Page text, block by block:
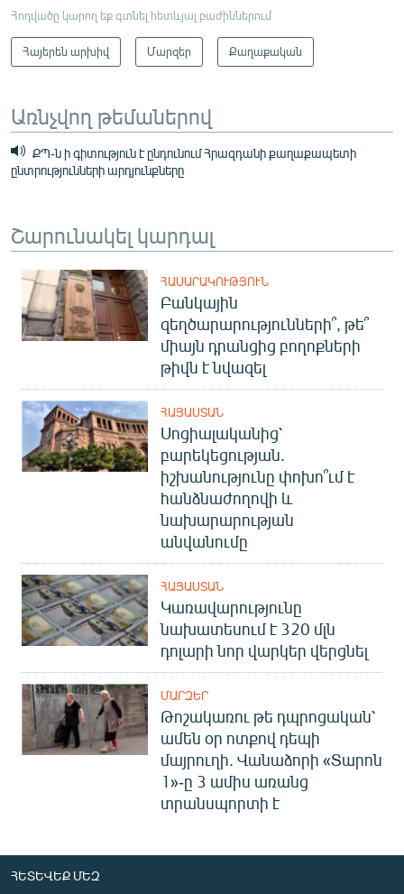
Հոդվածը կարող եք գտնել հետևյալ բաժիններում
Հայերեն արխիվ Մարզեր Քաղաքական
Առնչվող թեմաներով
ՔՊ-ն ի գիտություն է ընդունում Հրազդանի քաղաքապետի
ընտրությունների արդյունքները
Շարունակել կարդալ
ՀԱՍԱՐԱԿՈՒԹՅՈՒՆ
Բանկային
զեղծարարությունների՞, թե՞
միայն դրանցից բողոքների
թիվն է նվազել
ՀԱՅԱՍՏԱՆ
Սոցիալականից՝
բարեկեցության.
իշխանությունը փոխո՞ւմ է
հանձնաժողովի և
նախարարության
անվանումը
ՀԱՅԱՍՏԱՆ
Կառավարությունը
նախատեսում է 320 մլն
դոլարի նոր վարկեր վերցնել
ՄԱՐԶԵՐ
Թոշակառու թե դպրոցական՝
ամեն օր ոտքով դեպի
մայրուղի. Վանաձորի «Տարոն
1»-ը 3 ամիս առանց
տրանսպորտի է
ՀԵՏԵՎԵՔ ՄԵԶ